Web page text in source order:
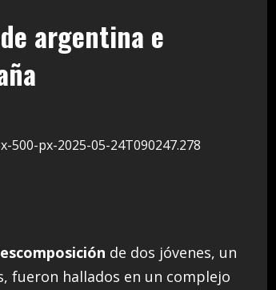
argentina e
de dos jóvenes, un
fueron hallados en un complejo